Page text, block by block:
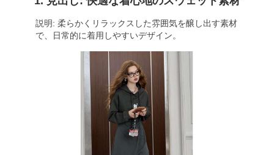
説明: 柔らかくリラックスした雰囲気を醸し出す素材
で、日常的に着用しやすいデザイン。